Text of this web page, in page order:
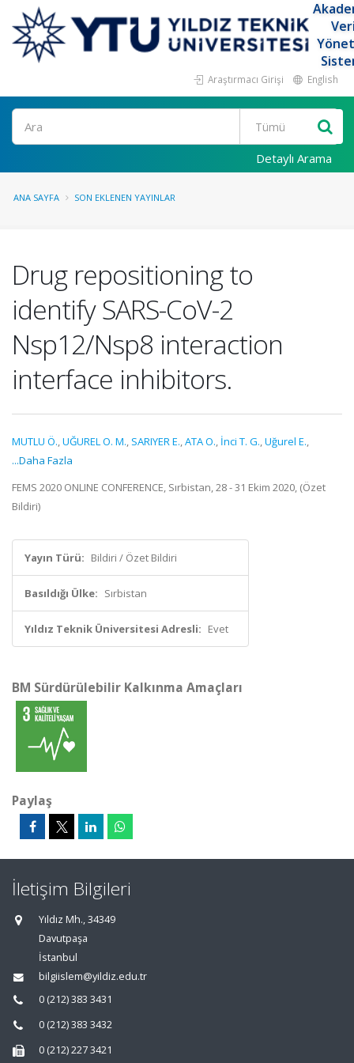
Araştırmacı Girişi English
Ara
Detaylı Arama
ANA SAYFA SON EKLENEN YAYINLAR
Drug repositioning to
identify SARS-CoV-2
Nsp12/Nsp8 interaction
interface inhibitors.
MUTLU Ö.,UĞUREL O. M., SARIYER E.,ATA O., İnci T. G.,Uğurel E.,
...Daha Fazla
FEMS 2020 ONLINE CONFERENCE, Sırbistan, 28 - 31 Ekim 2020, (Özet
Bildiri)
Yayın Türü: Bildiri / Özet Bildiri
Basıldığı Ülke: Sırbistan
Yıldız Teknik Üniversitesi Adresli: Evet
BM Sürdürülebilir Kalkınma Amaçları
Paylaş
İletişim Bilgileri
Yıldız Mh., 34349
Davutpaşa
İstanbul
bilgiislem@yildiz.edu.tr
0 (212) 383 3431
0 (212) 383 3432
0 (212) 227 3421